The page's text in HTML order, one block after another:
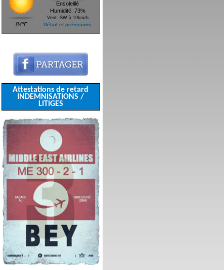
84°F
Ensoleillé
Humidité: 73%
Vent: SW à 19km/h
Détail et prévisions
Attestations de retard
INDEMNISATIONS /
LITIGES